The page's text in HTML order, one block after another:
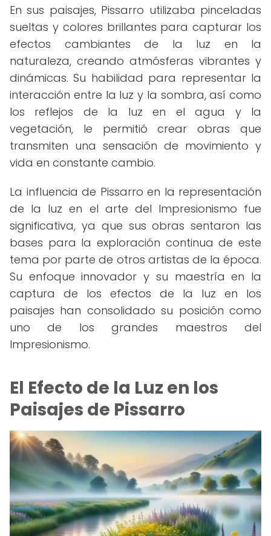
En sus paisajes, Pissarro utilizaba pinceladas
sueltas y colores brillantes para capturar los
efectos cambiantes de la luz en la
naturaleza, creando atmósferas vibrantes y
dinámicas. Su habilidad para representar la
interacción entre la luz y la sombra, así como
los reflejos de la luz en el agua y la
vegetación, le permitió crear obras que
transmiten una sensación de movimiento y
vida en constante cambio.
La influencia de Pissarro en la representación
de la luz en el arte del Impresionismo fue
significativa, ya que sus obras sentaron las
bases para la exploración continua de este
tema por parte de otros artistas de la época.
Su enfoque innovador y su maestría en la
captura de los efectos de la luz en los
paisajes han consolidado su posición como
uno de los grandes maestros del
Impresionismo.
El Efecto de la Luz en los
Paisajes de Pissarro